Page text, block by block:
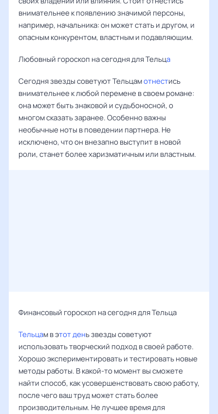
внимательнее к появлению значимой персоны,
например, начальника: он может стать и другом, и
опасным конкурентом, властным и подавляющим.
Любовный гороскоп на сегодня для Тельца
Сегодня звезды советуют Тельцамотнестись
внимательнее к любой перемене в своем романе:
она может быть знаковой и судьбоносной, о
многом сказать заранее. Особенно важны
необычные ноты в поведении партнера. Не
исключено, что он внезапно выступит в новой
роли, станет более харизматичным или властным.
Финансовый гороскоп на сегодня для Тельца
Тельцам в этот день звезды советуют
использовать творческий подход в своей работе.
Хорошо экспериментировать и тестировать новые
методы работы. В какой-то момент вы сможете
найти способ, как усовершенствовать свою работу,
после чего ваш труд может стать более
производительным. Не лучшее время для